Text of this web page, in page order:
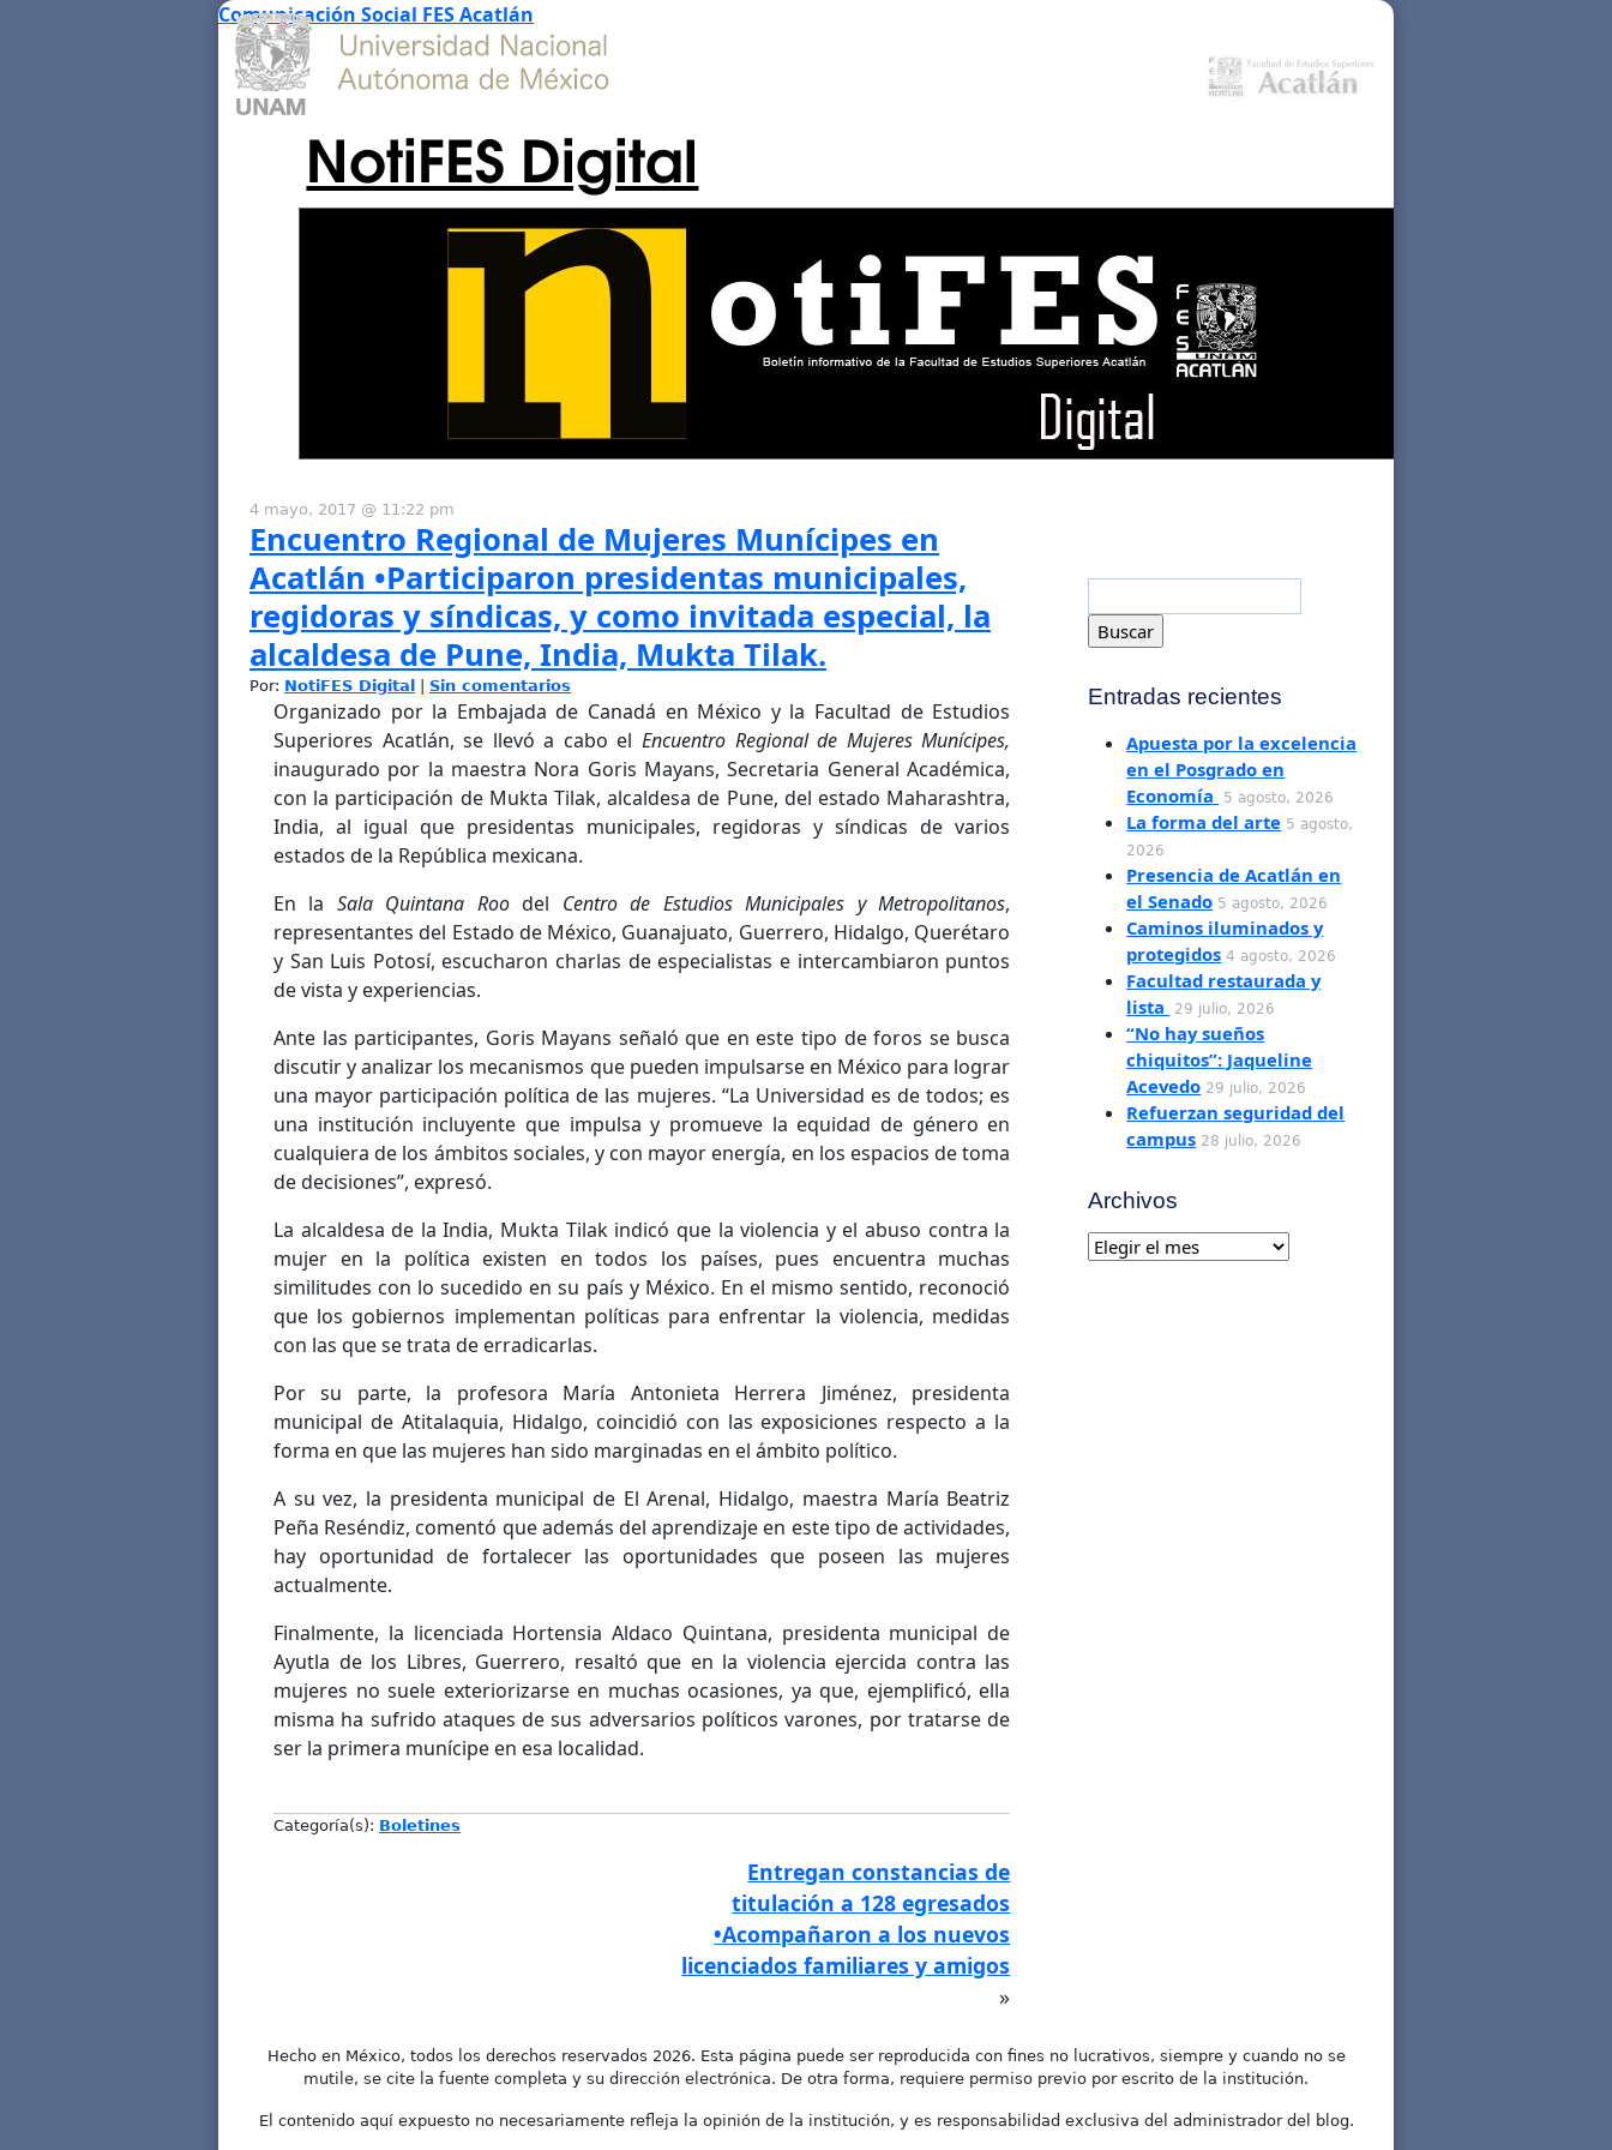
Comunicación Social FES Acatlán
NotiFES Digital
4 mayo, 2017 @ 11:22 pm
Encuentro Regional de Mujeres Munícipes en
Acatlán •Participaron presidentas municipales,
regidoras y síndicas, y como invitada especial, la
alcaldesa de Pune, India, Mukta Tilak.
Por: NotiFES Digital Sin comentarios
Organizado por la Embajada de Canadá en México y la Facultad de Estudios
Superiores Acatlán, se llevó a cabo el Encuentro Regional de Mujeres Munícipes,
inaugurado por la maestra Nora Goris Mayans, Secretaria General Académica,
con la participación de Mukta Tilak, alcaldesa de Pune, del estado Maharashtra,
India, al igual que presidentas municipales, regidoras y síndicas de varios
estados de la República mexicana.
En la Sala Quintana Roodel Centro de Estudios Municipales y Metropolitanos,
representantes del Estado de México, Guanajuato, Guerrero, Hidalgo, Querétaro
y San Luis Potosí, escucharon charlas de especialistas e intercambiaron puntos
de vista y experiencias.
Ante las participantes, Goris Mayans señaló que en este tipo de foros se busca
discutir y analizar los mecanismos que pueden impulsarse en México para lograr
una mayor participación política de las mujeres. “La Universidad es de todos; es
una institución incluyente que impulsa y promueve la equidad de género en
cualquiera de los ámbitos sociales, y con mayor energía, en los espacios de toma
de decisiones”, expresó.
La alcaldesa de la India, Mukta Tilak indicó que la violencia y el abuso contra la
mujer en la política existen en todos los países, pues encuentra muchas
similitudes con lo sucedido en su país y México. En el mismo sentido, reconoció
que los gobiernos implementan políticas para enfrentar la violencia, medidas
con las que se trata de erradicarlas.
Por su parte, la profesora María Antonieta Herrera Jiménez, presidenta
municipal de Atitalaquia, Hidalgo, coincidió con las exposiciones respecto a la
forma en que las mujeres han sido marginadas en el ámbito político.
A su vez, la presidenta municipal de El Arenal, Hidalgo, maestra María Beatriz
Peña Reséndiz, comentó que además del aprendizaje en este tipo de actividades,
hay oportunidad de fortalecer las oportunidades que poseen las mujeres
actualmente.
Finalmente, la licenciada Hortensia Aldaco Quintana, presidenta municipal de
Ayutla de los Libres, Guerrero, resaltó que en la violencia ejercida contra las
mujeres no suele exteriorizarse en muchas ocasiones, ya que, ejemplificó, ella
misma ha sufrido ataques de sus adversarios políticos varones, por tratarse de
ser la primera munícipe en esa localidad.
Categoría(s): Boletines
Entregan constancias de
titulación a 128 egresados
•Acompañaron a los nuevos
licenciados familiares y amigos
»
Entradas recientes
Apuesta por la excelencia
en el Posgrado en
Economía
5 agosto, 2026
La forma del arte 5 agosto,
2026
Presencia de Acatlán en
el Senado 5 agosto, 2026
Caminos iluminados y
protegidos 4 agosto, 2026
Facultad restaurada y
lista
29 julio, 2026
“No hay sueños
chiquitos”: Jaqueline
Acevedo 29 julio, 2026
Refuerzan seguridad del
campus 28 julio, 2026
Archivos
Archivos
Hecho en México, todos los derechos reservados 2026. Esta página puede ser reproducida con fines no lucrativos, siempre y cuando no se
mutile, se cite la fuente completa y su dirección electrónica. De otra forma, requiere permiso previo por escrito de la institución.
El contenido aquí expuesto no necesariamente refleja la opinión de la institución, y es responsabilidad exclusiva del administrador del blog.